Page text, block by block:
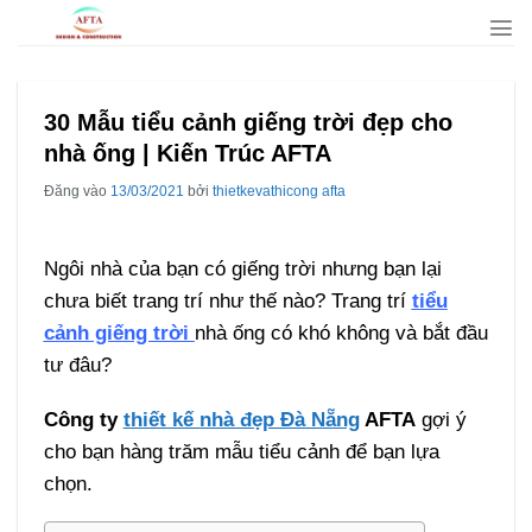
30 Mẫu tiểu cảnh giếng trời đẹp cho
nhà ống | Kiến Trúc AFTA
Đăng vào 13/03/2021 bởi thietkevathicong afta
Ngôi nhà của bạn có giếng trời nhưng bạn lại
chưa biết trang trí như thế nào? Trang trí tiểu
cảnh giếng trời nhà ống có khó không và bắt đầu
tư đâu?
Công ty thiết kế nhà đẹp Đà NẵngAFTAgợi ý
cho bạn hàng trăm mẫu tiểu cảnh để bạn lựa
chọn.